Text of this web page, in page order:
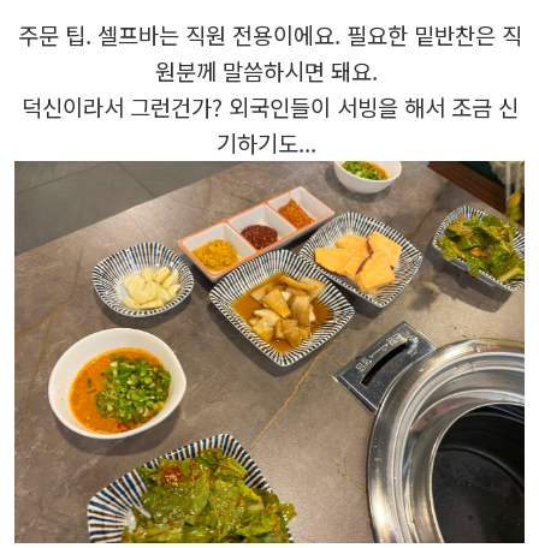
주문 팁. 셀프바는 직원 전용이에요. 필요한 밑반찬은 직
원분께 말씀하시면 돼요.
덕신이라서 그런건가? 외국인들이 서빙을 해서 조금 신
기하기도...